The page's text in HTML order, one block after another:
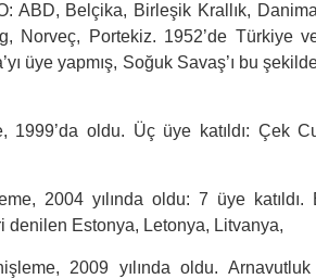
ABD, Belçika, Birleşik Krallık,
Norveç, Portekiz. 1952’de Türkiye ve
üye yapmış, Soğuk Savaş’ı bu
1999’da oldu. Üç üye katıldı: Çek
2004 yılında oldu: 7 üye katıldı.
denilen Estonya, Letonya, Litvanya,
2009 yılında oldu.